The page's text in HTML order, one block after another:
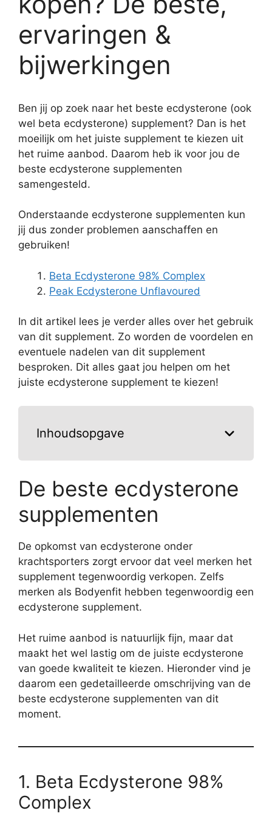
ervaringen &
bijwerkingen
Ben jij op zoek naar het beste ecdysterone (ook
wel beta ecdysterone) supplement? Dan is het
moeilijk om het juiste supplement te kiezen uit
het ruime aanbod. Daarom heb ik voor jou de
beste ecdysterone supplementen
samengesteld.
Onderstaande ecdysterone supplementen kun
jij dus zonder problemen aanschaffen en
gebruiken!
Beta Ecdysterone 98% Complex
Peak Ecdysterone Unflavoured
In dit artikel lees je verder alles over het gebruik
van dit supplement. Zo worden de voordelen en
eventuele nadelen van dit supplement
besproken. Dit alles gaat jou helpen om het
juiste ecdysterone supplement te kiezen!
Inhoudsopgave
De beste ecdysterone
supplementen
De opkomst van ecdysterone onder
krachtsporters zorgt ervoor dat veel merken het
supplement tegenwoordig verkopen. Zelfs
merken als Bodyenfit hebben tegenwoordig een
ecdysterone supplement.
Het ruime aanbod is natuurlijk fijn, maar dat
maakt het wel lastig om de juiste ecdysterone
van goede kwaliteit te kiezen. Hieronder vind je
daarom een gedetailleerde omschrijving van de
beste ecdysterone supplementen van dit
moment.
1. Beta Ecdysterone 98%
Complex